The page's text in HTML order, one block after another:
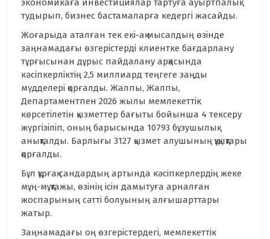
экономикаға инвестициялар тартуға ауыртпалық
тудырып, бизнес бастамаларға кедергі жасайды.
Жоғарыда аталған тек екі-ақ мысалдың өзінде
заңнамадағы өзгерістерді клиентке бағдарлану
тұрғысынан дұрыс пайдалану арқасында
кәсіпкерліктің 2,5 миллиард теңгеге заңды
мүдделері қорғалды. Жалпы, Жалпы,
Департаментпен 2026 жылы мемлекеттік
көрсетілетін қызметтер бағыты бойынша 4 тексеру
жүргізіліп, оның барысында 10793 бұзушылық
анықталды. Барлығы 3127 қызмет алушының құқықтары
қорғалды.
Бұл құрғақ сандардың артында кәсіпкерлердің жеке
мұң-мұқтажы, өзінің ісін дамытуға арналған
жоспарының сәтті болуының алғышарттары
жатыр.
Заңнамадағы оң өзгерістердегі, мемлекеттік